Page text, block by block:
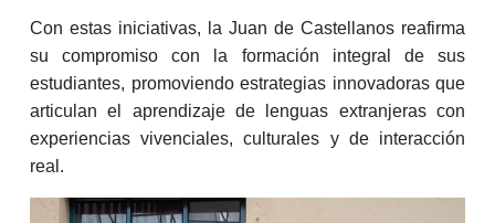
Con estas iniciativas, la Juan de Castellanos reafirma
su compromiso con la formación integral de sus
estudiantes, promoviendo estrategias innovadoras que
articulan el aprendizaje de lenguas extranjeras con
experiencias vivenciales, culturales y de interacción
real.